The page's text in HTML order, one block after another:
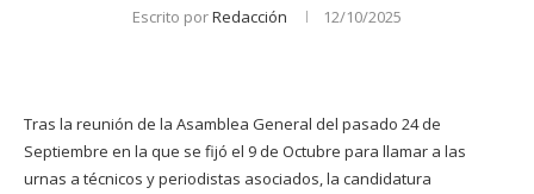
Escrito porRedacción 12/10/2025
Tras la reunión de la Asamblea General del pasado 24 de
Septiembre en la que se fijó el 9 de Octubre para llamar a las
urnas a técnicos y periodistas asociados, la candidatura